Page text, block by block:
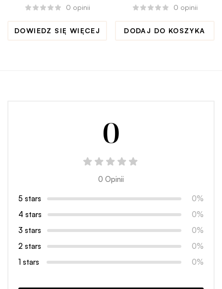
włosów LUXURY maxi
0 opinii
DOWIEDZ SIĘ WIĘCEJ
włosów LIMONCELLO
0 opinii
DODAJ DO KOSZYKA
0
0 Opinii
5 stars
0%
4 stars
0%
3 stars
0%
2 stars
0%
1 stars
0%